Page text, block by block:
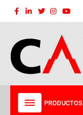
Saltar
PRODUCTOS